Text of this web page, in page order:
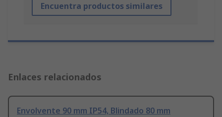
Encuentra productos similares
Enlaces relacionados
Envolvente 90 mm IP54, Blindado 80 mm